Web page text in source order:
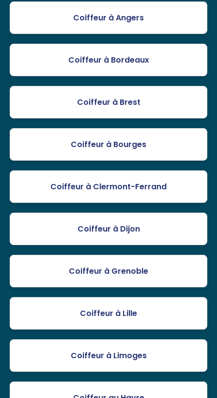
Coiffeur à Angers
Coiffeur à Bordeaux
Coiffeur à Brest
Coiffeur à Bourges
Coiffeur à Clermont-Ferrand
Coiffeur à Dijon
Coiffeur à Grenoble
Coiffeur à Lille
Coiffeur à Limoges